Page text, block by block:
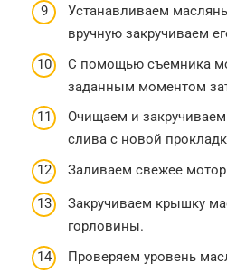
Устанавливаем
вручную закручиваем
С помощью съемника
заданным моментом
Очищаем и закручиваем
слива с новой
Заливаем свежее
Закручиваем крышку
горловины.
Проверяем уровень